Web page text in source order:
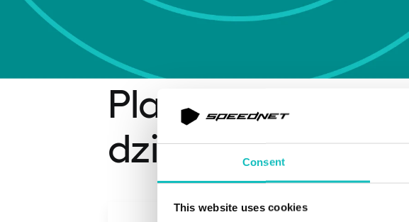
Consent
This website uses cookies
Platforma, która
dziecka